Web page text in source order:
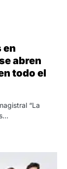
en
abren
todo el
“La